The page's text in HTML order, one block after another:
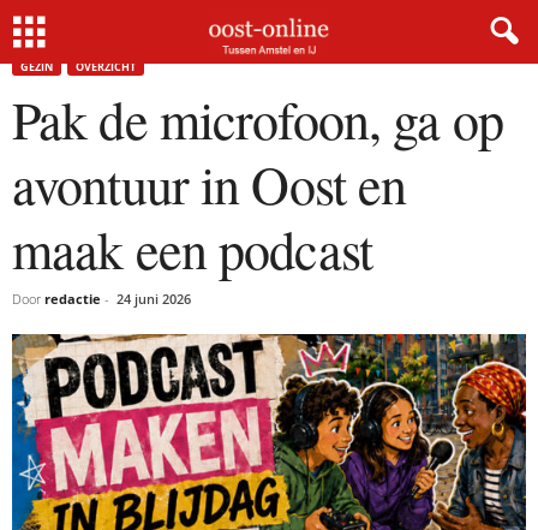
Home Pak de microfoon, ga op avontuur in Oost en maak een podcast
GEZIN OVERZICHT
Pak de microfoon, ga op
avontuur in Oost en
maak een podcast
Door redactie - 24 juni 2026